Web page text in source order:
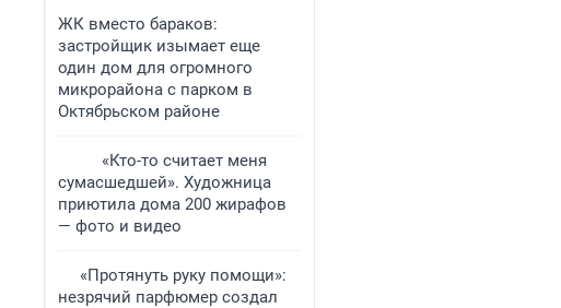
ЖК вместо бараков:
застройщик изымает еще
один дом для огромного
микрорайона с парком в
Октябрьском районе
«Кто-то считает меня
сумасшедшей». Художница
приютила дома 200 жирафов
— фото и видео
«Протянуть руку помощи»:
незрячий парфюмер создал